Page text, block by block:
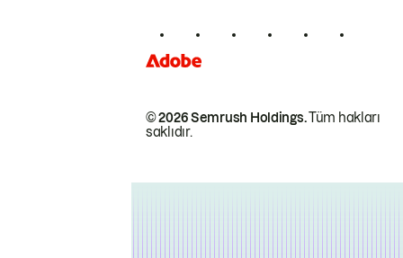
© 2026 Semrush Holdings.Tüm hakları
saklıdır.